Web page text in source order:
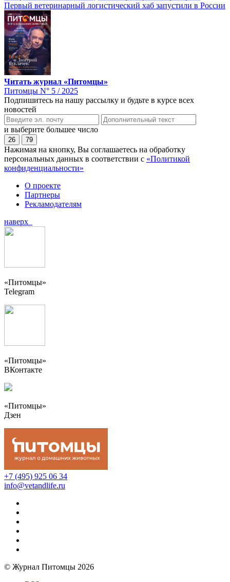
Первый ветеринарный логистический хаб запустили в России
Читать журнал «Питомцы»
Питомцы N° 5 / 2025
Подпишитесь на нашу рассылку и будьте в курсе всех
новостей
и выберите большее число
26 79
Нажимая на кнопку, Вы соглашаетесь на обработку
персональных данных в соответствии с «Политикой
конфиденциальности»
О проекте
Партнеры
Рекламодателям
наверх
«Питомцы»
Telegram
«Питомцы»
ВКонтакте
«Питомцы»
Дзен
+7 (495) 925 06 34
info@vetandlife.ru
© Журнал Питомцы 2026